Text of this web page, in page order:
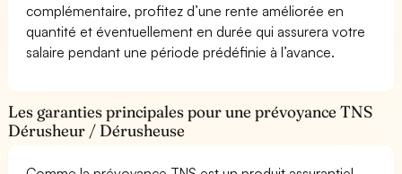
complémentaire, profitez d’une rente améliorée en
quantité et éventuellement en durée qui assurera votre
salaire pendant une période prédéfinie à l’avance.
Les garanties principales pour une prévoyance TNS
Dérusheur / Dérusheuse